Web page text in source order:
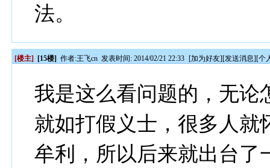
法。
[楼主] [15楼] 作者:王飞cn 发表时间: 2014/02/21 22:33 [加为好友][发送消息][个
我是这么看问题的，无论
就如打假义士，很多人就
牟利，所以后来就出台了